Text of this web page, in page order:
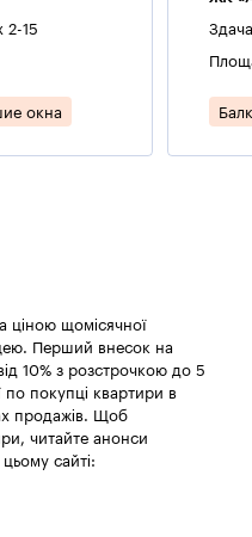
2-15
окна
ціною щомісячної
Перший внесок на
10% з розстрочкою до 5
по покупці квартири в
продажів. Щоб
читайте анонси
цьому сайті: